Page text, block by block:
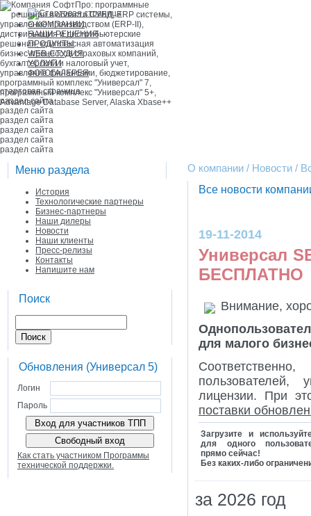
О КОМПАНИИ
НАШИ РЕШЕНИЯ
ПРОДУКТЫ
WEB-СТУДИЯ
УСЛУГИ
ФОТОГАЛЕРЕЯ
стартовая страница
раздел сайта
раздел сайта
раздел сайта
раздел сайта
раздел сайта
раздел сайта
Меню раздела
История
Технологические партнеры
Бизнес-партнеры
Наши дилеры
Новости
Наши клиенты
Пресс-релизы
Контакты
Напишите нам
Поиск
Обновления (Универсал 5)
Логин
Пароль
Как стать участником Программы
технической поддержки.
О компании / Новости /
Все новости
19-11-2014
Универсал
БЕСПЛАТНО
Внимание,
для малого
пользователей,
лицензии. При
поставки
Загрузите и
для одного
прямо сейчас!
Без каких-либо
за 2026 год